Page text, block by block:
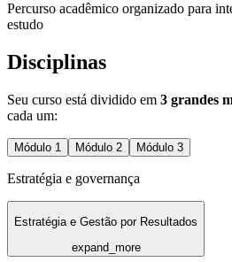
Percurso acadêmico organizado para
estudo
Disciplinas
Seu curso está dividido em 3 grandes
cada um:
Módulo 1 Módulo 2 Módulo 3
Estratégia e governança
Estratégia e Gestão por Resultados
expand_more